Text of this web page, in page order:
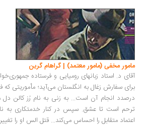
مامور مخفی (مامور معتمد) | گراهام گرین
آقای د. استاد زبانهای رومیایی و فرستاده
برای سفارش زغال به انگلستان می‌آید؛ مأموریتی
درصدد انجام آن است... به زنی به نام رُز کالن دل
ترحم است تا عشق. سپس در کنار خدمتکاری به
اعتماد متقابل را احساس می‌کند... قتل الس او را